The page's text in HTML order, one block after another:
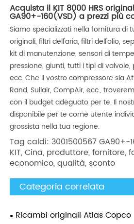
Acquista il KIT 8000 HRS
GA90+-160(VSD) a prezzi più
Siamo specializzati nella fornitura di
originali, filtri dell'aria, filtri dell'olio,
kit di manutenzione, sensori di
pressione, giunti, tutti i tipi di
ecc. Che il vostro compressore sia
Rand, Sullair, CompAir, ecc.,
con il budget adeguato per te. Il
disponibile per te come utente
grossista nella tua regione.
Tag caldi: 3001500567 GA90+-
KIT, Cina, produttore, fornitore,
economico, qualità, sconto
Categoria correlata
Ricambi originali Atlas Copco